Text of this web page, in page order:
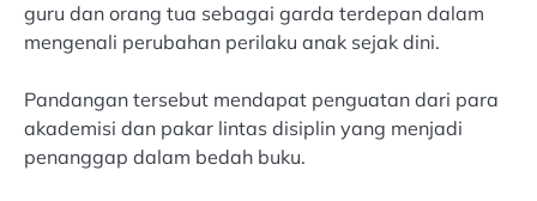
guru dan orang tua sebagai garda terdepan dalam
mengenali perubahan perilaku anak sejak dini.
Pandangan tersebut mendapat penguatan dari para
akademisi dan pakar lintas disiplin yang menjadi
penanggap dalam bedah buku.